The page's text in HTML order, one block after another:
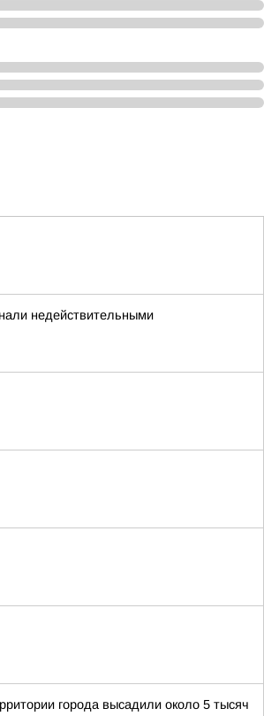
недействительными
города высадили около 5 тысяч